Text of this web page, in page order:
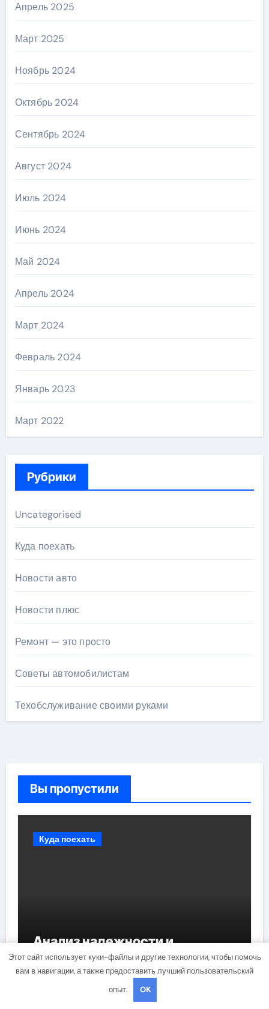
Апрель 2025
Март 2025
Ноябрь 2024
Октябрь 2024
Сентябрь 2024
Август 2024
Июль 2024
Июнь 2024
Май 2024
Апрель 2024
Март 2024
Февраль 2024
Январь 2023
Март 2022
Рубрики
Uncategorised
Куда поехать
Новости авто
Новости плюс
Ремонт — это просто
Советы автомобилистам
Техобслуживание своими руками
Вы пропустили
Куда поехать
Анализ надежности и
удовлетворенности клиентов
страховых компаний за 2026
Этот сайт использует куки-файлы и другие технологии, чтобы помочь
вам в навигации, а также предоставить лучший пользовательский
опыт.
OK